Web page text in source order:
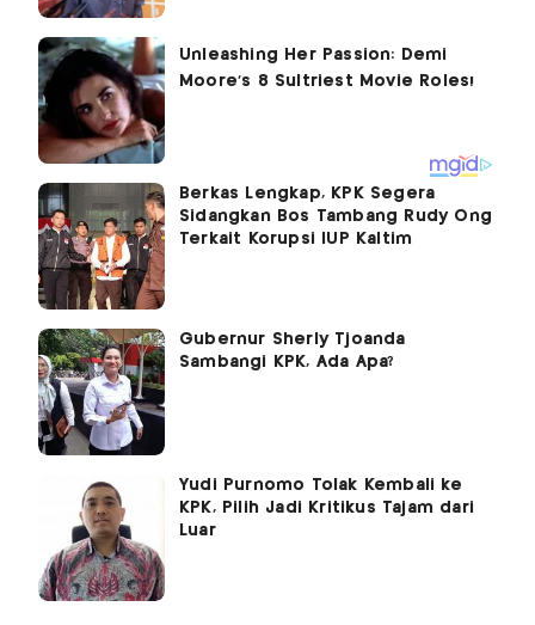
Berkas Lengkap, KPK Segera
Sidangkan Bos Tambang Rudy Ong
Terkait Korupsi IUP Kaltim
Gubernur Sherly Tjoanda
Sambangi KPK, Ada Apa?
Yudi Purnomo Tolak Kembali ke
KPK, Pilih Jadi Kritikus Tajam dari
Luar